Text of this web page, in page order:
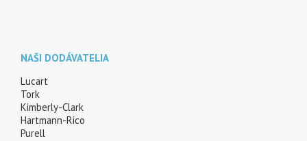
NAŠI DODÁVATELIA
Lucart
Tork
Kimberly-Clark
Hartmann-Rico
Purell